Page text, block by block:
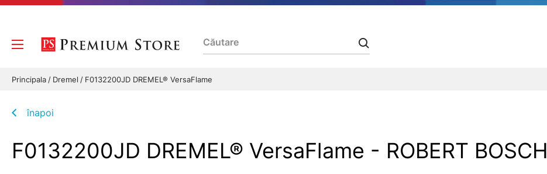
Principala Dremel F0132200JD DREMEL® VersaFlame
înapoi
F0132200JD DREMEL® VersaFlame - ROBERT BOSCH